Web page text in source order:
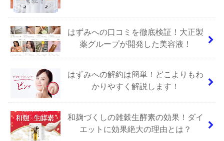
はずみへの口コミを徹底検証！大正製
薬グループが開発した美容液！
はずみへの解約は簡単！どこよりもわ
かりやすく解説します！
和麹づくしの雑穀生酵素の効果！ダイ
エットに効果絶大の理由とは？